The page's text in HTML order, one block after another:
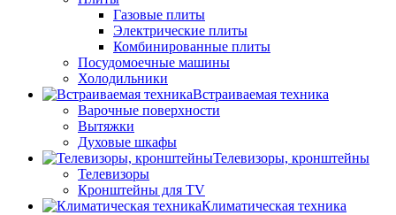
Газовые плиты
Электрические плиты
Комбинированные плиты
Посудомоечные машины
Холодильники
Встраиваемая техника
Варочные поверхности
Вытяжки
Духовые шкафы
Телевизоры, кронштейны
Телевизоры
Кронштейны для TV
Климатическая техника